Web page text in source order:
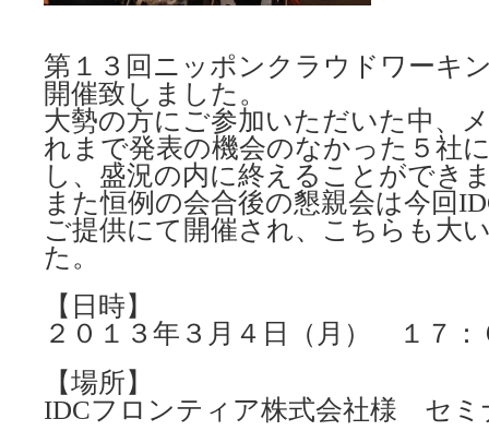
第１３回ニッポンクラウドワーキ
開催致しました。
大勢の方にご参加いただいた中、
れまで発表の機会のなかった５社
し、盛況の内に終えることができ
また恒例の会合後の懇親会は今回
ご提供にて開催され、こちらも大
た。
【日時】
２０１３年３月４日（月） １７：
【場所】
IDCフロンティア株式会社様 セミ